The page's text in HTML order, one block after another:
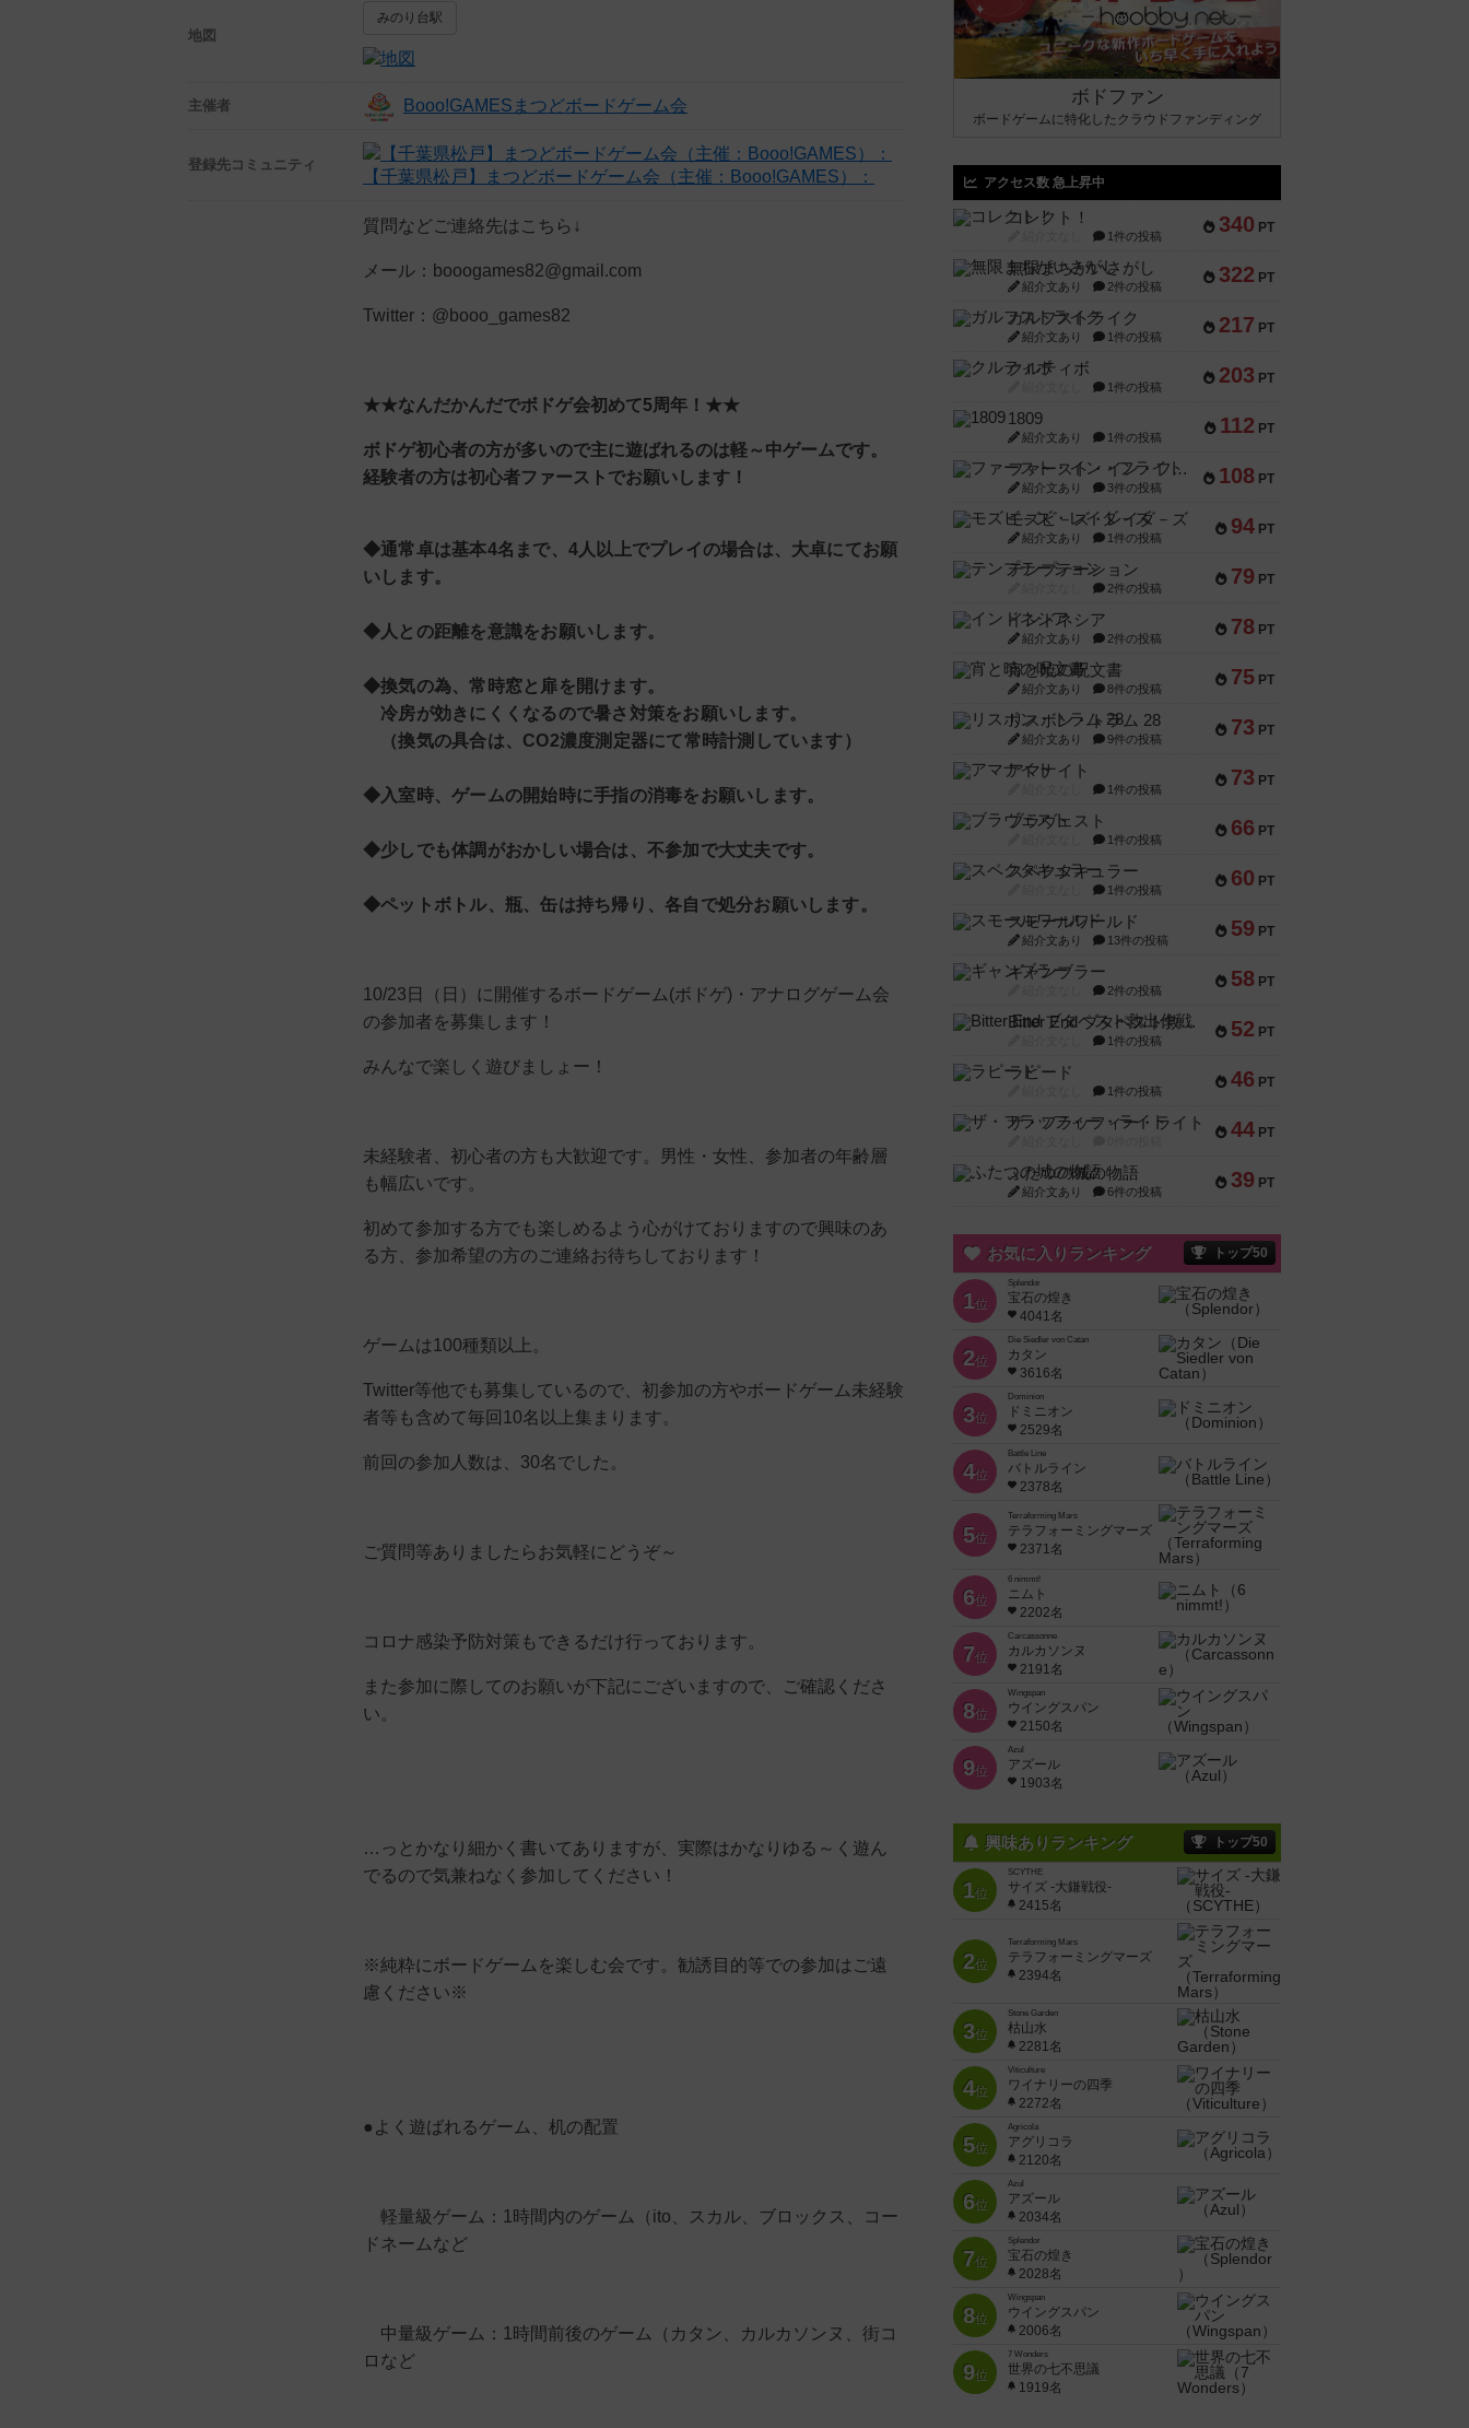
地図
みのり台駅
主催者 Booo!GAMESまつどボードゲーム会
登録先コミュニティ
【千葉県松戸】まつどボードゲーム会（主催：Booo!GAMES）：
質問などご連絡先はこちら↓
メール：booogames82@gmail.com
Twitter：@booo_games82
★★なんだかんだでボドゲ会初めて5周年！★★
ボドゲ初心者の方が多いので主に遊ばれるのは軽～中ゲームです。
経験者の方は初心者ファーストでお願いします！
◆通常卓は基本4名まで、4人以上でプレイの場合は、大卓にてお願
いします。
◆人との距離を意識をお願いします。
◆換気の為、常時窓と扉を開けます。
冷房が効きにくくなるので暑さ対策をお願いします。
（換気の具合は、CO2濃度測定器にて常時計測しています）
◆入室時、ゲームの開始時に手指の消毒をお願いします。
◆少しでも体調がおかしい場合は、不参加で大丈夫です。
◆ペットボトル、瓶、缶は持ち帰り、各自で処分お願いします。
10/23日（日）に開催するボードゲーム(ボドゲ)・アナログゲーム会
の参加者を募集します！
みんなで楽しく遊びましょー！
未経験者、初心者の方も大歓迎です。男性・女性、参加者の年齢層
も幅広いです。
初めて参加する方でも楽しめるよう心がけておりますので興味のあ
る方、参加希望の方のご連絡お待ちしております！
ゲームは100種類以上。
Twitter等他でも募集しているので、初参加の方やボードゲーム未経験
者等も含めて毎回10名以上集まります。
前回の参加人数は、30名でした。
ご質問等ありましたらお気軽にどうぞ～
コロナ感染予防対策もできるだけ行っております。
また参加に際してのお願いが下記にございますので、ご確認くださ
い。
…っとかなり細かく書いてありますが、実際はかなりゆる～く遊ん
でるので気兼ねなく参加してください！
※純粋にボードゲームを楽しむ会です。勧誘目的等での参加はご遠
慮ください※
●よく遊ばれるゲーム、机の配置
軽量級ゲーム：1時間内のゲーム（ito、スカル、ブロックス、コー
ドネームなど
中量級ゲーム：1時間前後のゲーム（カタン、カルカソンヌ、街コ
ロなど
ボドファン
ボードゲームに特化したクラウドファンディング
アクセス数 急上昇中
340 PT
コレクト！
1件の投稿
322 PT
無限まちがいさがし
紹介文あり 2件の投稿
217 PT
ガルフストライク
紹介文あり 1件の投稿
203 PT
クルティボ
1件の投稿
112 PT
1809
紹介文あり 1件の投稿
108 PT
ファースト・イン・フライト
紹介文あり 3件の投稿
94 PT
モズビ－ズ・レイダ－ズ
紹介文あり 1件の投稿
79 PT
テンプテーション
2件の投稿
78 PT
インドネシア
紹介文あり 2件の投稿
75 PT
宵と暁の呪文書
紹介文あり 8件の投稿
73 PT
リスボン・トラム 28
紹介文あり 9件の投稿
73 PT
アマナイト
1件の投稿
66 PT
ブラヴェスト
1件の投稿
60 PT
スペクタキュラー
1件の投稿
59 PT
スモールワールド
紹介文あり 13件の投稿
58 PT
ギャンブラー
2件の投稿
52 PT
Bitter End ブタペスト救出作戦
1件の投稿
46 PT
ラピード
1件の投稿
44 PT
ザ・フラッフィー・ライト
39 PT
ふたつの城の物語
紹介文あり 6件の投稿
お気に入りランキング トップ50
1位
Splendor
宝石の煌き
4041名
2位
Die Siedler von Catan
カタン
3616名
3位
Dominion
ドミニオン
2529名
4位
Battle Line
バトルライン
2378名
5位
Terraforming Mars
テラフォーミングマーズ
2371名
6位
6 nimmt!
ニムト
2202名
7位
Carcassonne
カルカソンヌ
2191名
8位
Wingspan
ウイングスパン
2150名
9位
Azul
アズール
1903名
興味ありランキング トップ50
1位
SCYTHE
サイズ -大鎌戦役-
2415名
2位
Terraforming Mars
テラフォーミングマーズ
2394名
3位
Stone Garden
枯山水
2281名
4位
Viticulture
ワイナリーの四季
2272名
5位
Agricola
アグリコラ
2120名
6位
Azul
アズール
2034名
7位
Splendor
宝石の煌き
2028名
8位
Wingspan
ウイングスパン
2006名
9位
7 Wonders
世界の七不思議
1919名